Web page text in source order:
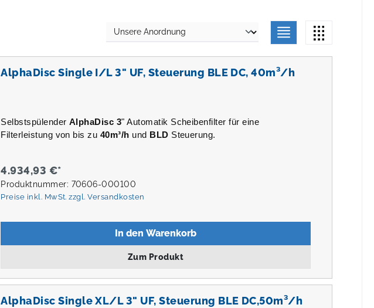
AlphaDisc Single I/L 3" UF, Steuerung BLE DC, 40m³/h
SelbstspülenderAlphaDisc 3" Automatik Scheibenfilter für eine
Filterleistung von bis zu 40m³/h und BLD Steuerung.
4.934,93 €*
Produktnummer: 70606-000100
Preise inkl. MwSt. zzgl. Versandkosten
In den Warenkorb
Zum Produkt
AlphaDisc Single XL/L 3" UF, Steuerung BLE DC,50m³/h